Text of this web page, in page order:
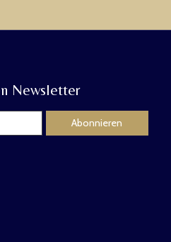
Newsletter
Abonnieren